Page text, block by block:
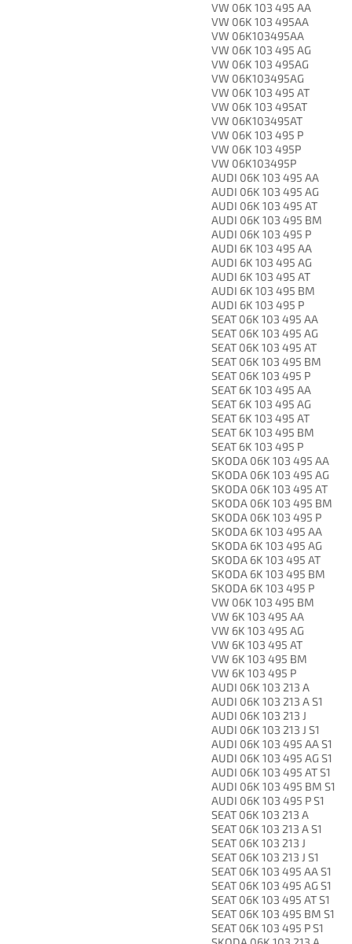
VW 06K 103 495 AA
VW 06K 103 495AA
VW 06K103495AA
VW 06K 103 495 AG
VW 06K 103 495AG
VW 06K103495AG
VW 06K 103 495 AT
VW 06K 103 495AT
VW 06K103495AT
VW 06K 103 495 P
VW 06K 103 495P
VW 06K103495P
AUDI 06K 103 495 AA
AUDI 06K 103 495 AG
AUDI 06K 103 495 AT
AUDI 06K 103 495 BM
AUDI 06K 103 495 P
AUDI 6K 103 495 AA
AUDI 6K 103 495 AG
AUDI 6K 103 495 AT
AUDI 6K 103 495 BM
AUDI 6K 103 495 P
SEAT 06K 103 495 AA
SEAT 06K 103 495 AG
SEAT 06K 103 495 AT
SEAT 06K 103 495 BM
SEAT 06K 103 495 P
SEAT 6K 103 495 AA
SEAT 6K 103 495 AG
SEAT 6K 103 495 AT
SEAT 6K 103 495 BM
SEAT 6K 103 495 P
SKODA 06K 103 495 AA
SKODA 06K 103 495 AG
SKODA 06K 103 495 AT
SKODA 06K 103 495 BM
SKODA 06K 103 495 P
SKODA 6K 103 495 AA
SKODA 6K 103 495 AG
SKODA 6K 103 495 AT
SKODA 6K 103 495 BM
SKODA 6K 103 495 P
VW 06K 103 495 BM
VW 6K 103 495 AA
VW 6K 103 495 AG
VW 6K 103 495 AT
VW 6K 103 495 BM
VW 6K 103 495 P
AUDI 06K 103 213 A
AUDI 06K 103 213 A S1
AUDI 06K 103 213 J
AUDI 06K 103 213 J S1
AUDI 06K 103 495 AA S1
AUDI 06K 103 495 AG S1
AUDI 06K 103 495 AT S1
AUDI 06K 103 495 BM S1
AUDI 06K 103 495 P S1
SEAT 06K 103 213 A
SEAT 06K 103 213 A S1
SEAT 06K 103 213 J
SEAT 06K 103 213 J S1
SEAT 06K 103 495 AA S1
SEAT 06K 103 495 AG S1
SEAT 06K 103 495 AT S1
SEAT 06K 103 495 BM S1
SEAT 06K 103 495 P S1